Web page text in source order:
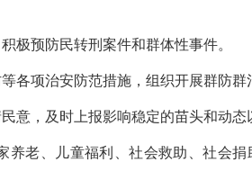
预防民转刑案件和群体性事件。
项治安防范措施，组织开展群防群
，及时上报影响稳定的苗头和动态
老、儿童福利、社会救助、社会捐